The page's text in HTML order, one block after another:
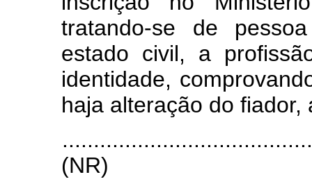
tratando-se de
estado civil, a
identidade,
haja alteração do
(NR)